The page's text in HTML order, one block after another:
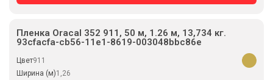
Пленка Oracal 352 911, 50 м, 1.26 м, 13,734 кг.
93cfacfa-cb56-11e1-8619-003048bbc86e
Цвет911
Ширина (м)1,26